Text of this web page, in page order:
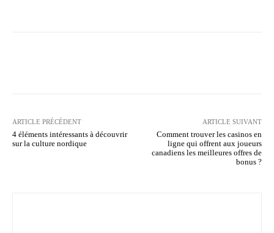
ARTICLE PRÉCÉDENT
4 éléments intéressants à découvrir
sur la culture nordique
ARTICLE SUIVANT
Comment trouver les casinos en
ligne qui offrent aux joueurs
canadiens les meilleures offres de
bonus ?